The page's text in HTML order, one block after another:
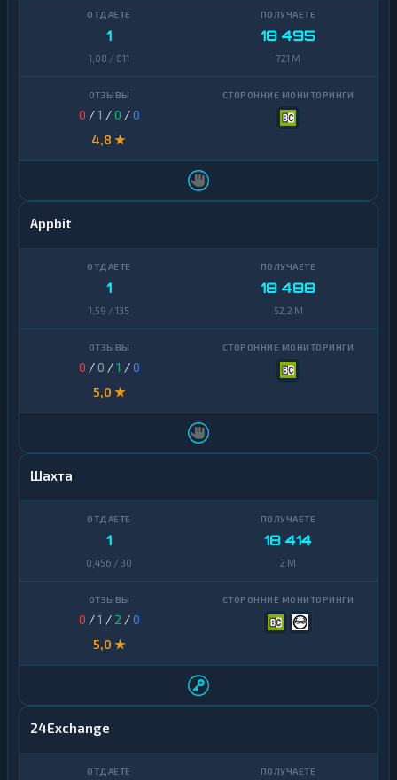
1
1,08 / 811
18 495
721 M
0 /1 /0 /0
4,8 ★
Appbit
1
1,59 / 135
18 488
52,2 M
0 / 0 /1 /0
5,0 ★
Шахта
1
0,456 / 30
18 414
2 M
0 /1 / 2 /0
5,0 ★
24Exchange